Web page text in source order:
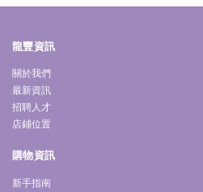
龍豐資訊
關於我們
最新資訊
招聘人才
店鋪位置
購物資訊
新手指南